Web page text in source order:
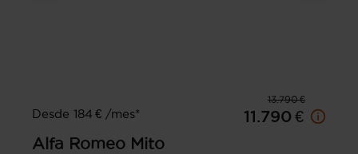
13.790 €
Desde 184 € /mes*
11.790 €
Alfa Romeo Mito